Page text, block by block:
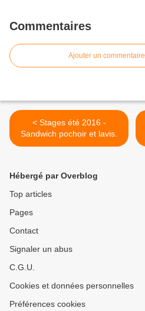
Commentaires
Ajouter un commentaire
< Stages été 2016 -
Sandwich pochoir et lavis.
Hébergé par Overblog
Top articles
Pages
Contact
Signaler un abus
C.G.U.
Cookies et données personnelles
Préférences cookies